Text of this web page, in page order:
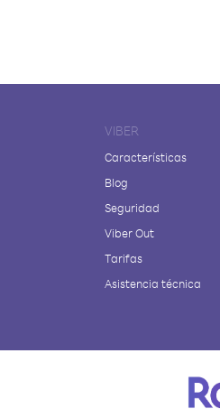
VIBER
Características
Blog
Seguridad
Viber Out
Tarifas
Asistencia técnica